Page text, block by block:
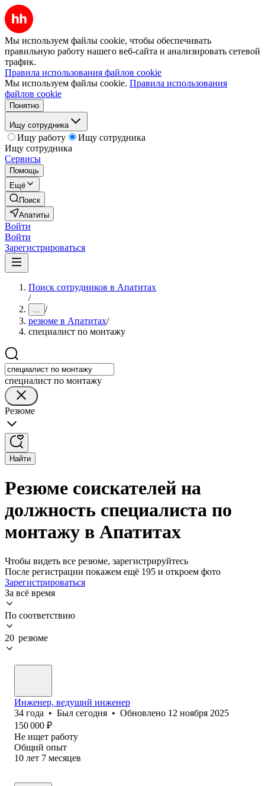
Мы используем файлы cookie, чтобы обеспечивать
правильную работу нашего веб-сайта и анализировать сетевой
трафик.
Правила использования файлов cookie
Мы используем файлы cookie. Правила использования
файлов cookie
Понятно
Ищу сотрудника
Ищу работу
Ищу сотрудника
Ищу сотрудника
Сервисы
Помощь
Ещё
Поиск
Апатиты
Войти
Войти
Зарегистрироваться
Поиск сотрудников в Апатитах
/
... /
резюме в Апатитах/
специалист по монтажу
специалист по монтажу
Резюме
Найти
Резюме соискателей на
должность специалиста по
монтажу в Апатитах
Чтобы видеть все резюме, зарегистрируйтесь
После регистрации покажем ещё 195 и откроем фото
Зарегистрироваться
За всё время
По соответствию
20 резюме
Инженер, ведущий инженер
34 года • Был сегодня • Обновлено 12 ноября 2025
150 000 ₽
Не ищет работу
Общий опыт
10 лет 7 месяцев